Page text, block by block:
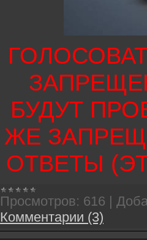
БУДУТ
ЖЕ
ОТВЕТЫ
Просмотров: 616
Комментарии (3)